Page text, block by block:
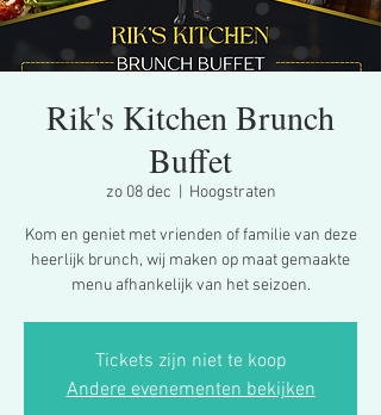
Rik's Kitchen Brunch
Buffet
zo 08 dec Hoogstraten
Kom en geniet met vrienden of familie van deze
heerlijk brunch, wij maken op maat gemaakte
menu afhankelijk van het seizoen.
Tickets zijn niet te koop
Andere evenementen bekijken